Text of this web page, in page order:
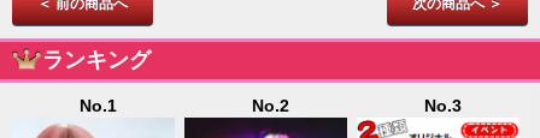
ランキング
No.1 No.2 No.3